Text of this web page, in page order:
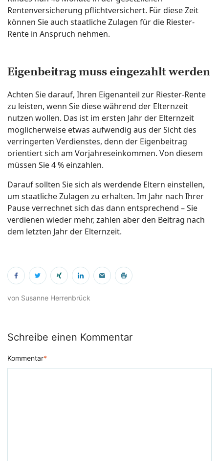
Rentenversicherung pflichtversichert. Für diese Zeit
können Sie auch staatliche Zulagen für die Riester-
Rente in Anspruch nehmen.
Eigenbeitrag muss eingezahlt werden
Achten Sie darauf, Ihren Eigenanteil zur Riester-Rente
zu leisten, wenn Sie diese während der Elternzeit
nutzen wollen. Das ist im ersten Jahr der Elternzeit
möglicherweise etwas aufwendig aus der Sicht des
verringerten Verdienstes, denn der Eigenbeitrag
orientiert sich am Vorjahreseinkommen. Von diesem
müssen Sie 4 % einzahlen.
Darauf sollten Sie sich als werdende Eltern einstellen,
um staatliche Zulagen zu erhalten. Im Jahr nach Ihrer
Pause verrechnet sich das dann entsprechend – Sie
verdienen wieder mehr, zahlen aber den Beitrag nach
dem letzten Jahr der Elternzeit.
von Susanne Herrenbrück
Schreibe einen Kommentar
Kommentar*